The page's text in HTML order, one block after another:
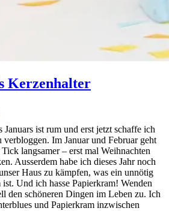
Kerzenhalter
Januars ist rum und erst jetzt schaffe ich
verbloggen. Im Januar und Februar geht
langsamer – erst mal Weihnachten
Ausserdem habe ich dieses Jahr noch
Haus zu kämpfen, was ein unnötig
Und ich hasse Papierkram! Wenden
den schöneren Dingen im Leben zu. Ich
und Papierkram inzwischen